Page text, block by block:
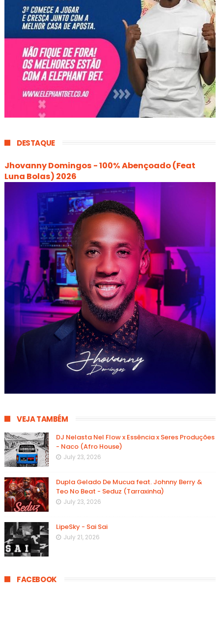
DESTAQUE
Jhovanny Domingos - 100% Abençoado (Feat
Luna Bolas) 2026
VEJA TAMBÉM
DJ Nelasta Nel Flow x Essência x Seres Produções
- Naco (Afro House)
July 23, 2026
Dupla Gelado De Mucua feat. Johnny Berry &
Teo No Beat - Seduz (Tarraxinha)
July 23, 2026
LipeSky - Sai Sai
July 21, 2026
FACEBOOK